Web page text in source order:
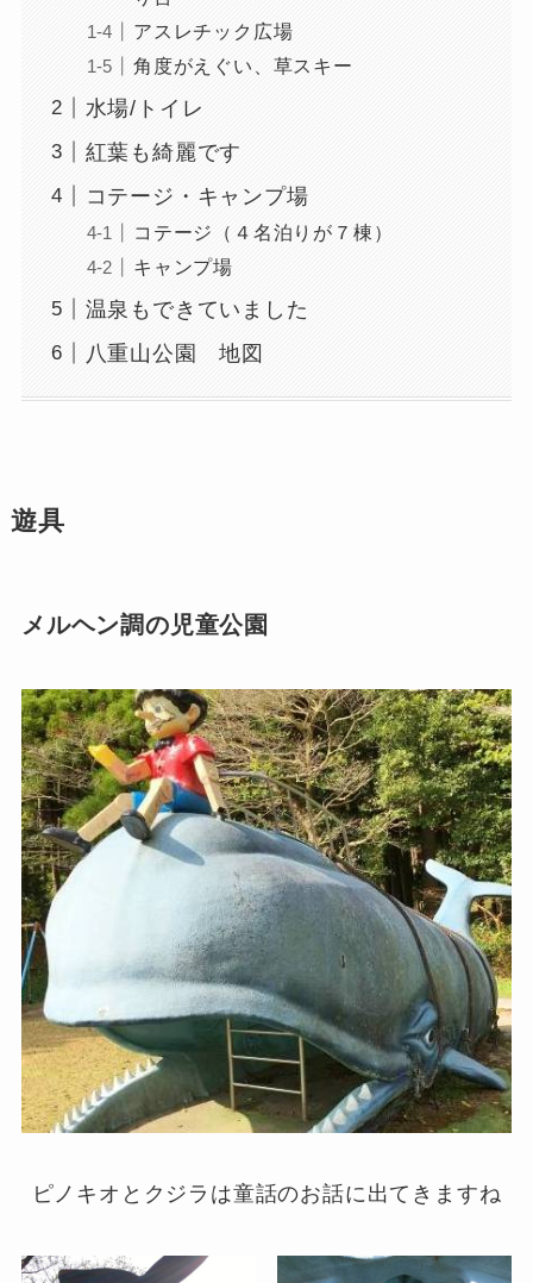
アスレチック広場
角度がえぐい、草スキー
水場/トイレ
紅葉も綺麗です
コテージ・キャンプ場
コテージ（４名泊りが７棟）
キャンプ場
温泉もできていました
八重山公園 地図
遊具
メルヘン調の児童公園
ピノキオとクジラは童話のお話に出てきますね